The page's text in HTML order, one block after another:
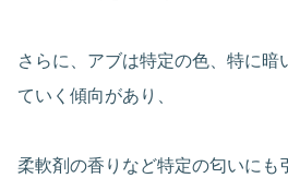
さらに、アブは特定の色、特に暗
ていく傾向があり、
柔軟剤の香りなど特定の匂いにも